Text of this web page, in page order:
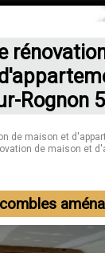
Rognon
de maison et
de maison et